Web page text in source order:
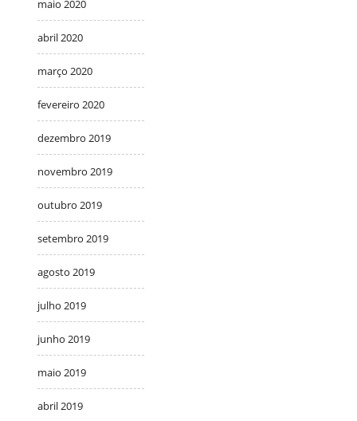
maio 2020
abril 2020
março 2020
fevereiro 2020
dezembro 2019
novembro 2019
outubro 2019
setembro 2019
agosto 2019
julho 2019
junho 2019
maio 2019
abril 2019